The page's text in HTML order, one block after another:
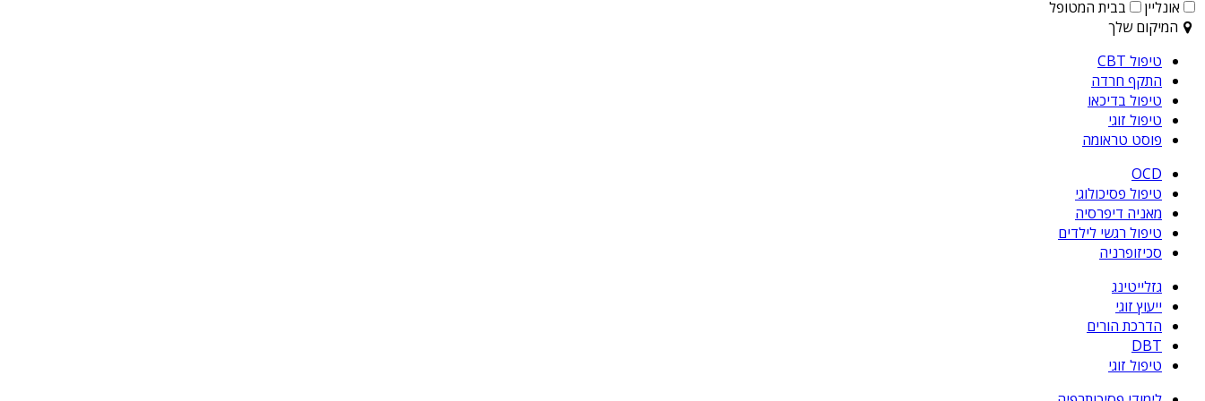
אונליין
בבית המטופל
המיקום שלך
טיפול CBT
התקף חרדה
טיפול בדיכאו
טיפול זוגי
פוסט טראומה
OCD
טיפול פסיכולוגי
מאניה דיפרסיה
טיפול רגשי לילדים
סכיזופרניה
גזלייטינג
ייעוץ זוגי
הדרכת הורים
DBT
טיפול זוגי